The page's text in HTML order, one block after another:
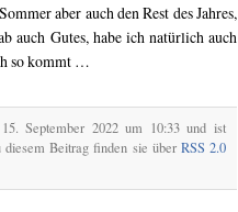
aber auch den Rest des Jahres,
auch Gutes, habe ich natürlich auch
so kommt …
September 2022 um 10:33 und ist
Beitrag finden sie über RSS 2.0